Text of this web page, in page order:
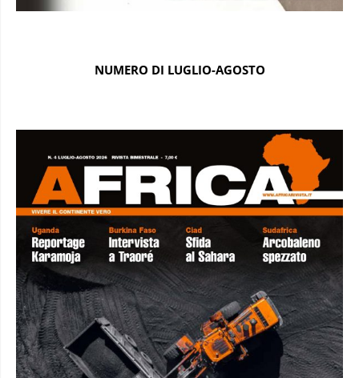
NUMERO DI LUGLIO-AGOSTO